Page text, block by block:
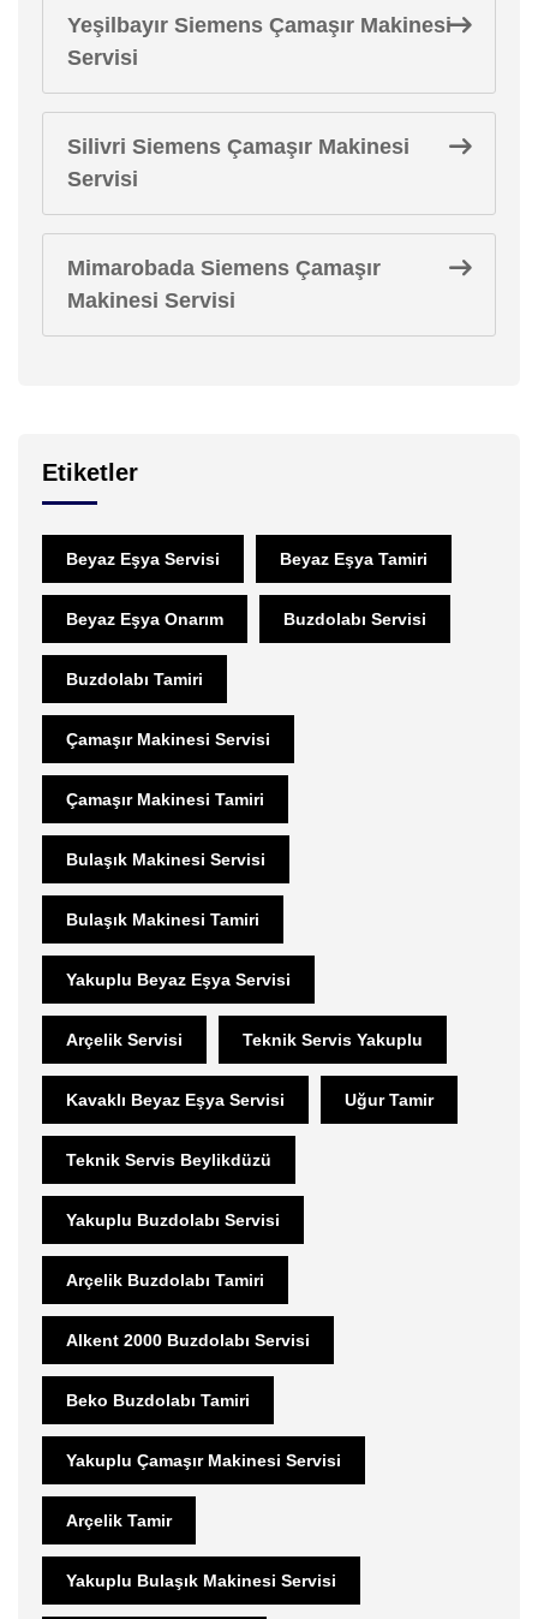
Yeşilbayır Siemens Çamaşır Makinesi
Servisi
Silivri Siemens Çamaşır Makinesi
Servisi
Mimarobada Siemens Çamaşır
Makinesi Servisi
Etiketler
Beyaz Eşya Servisi Beyaz Eşya Tamiri
Beyaz Eşya Onarım Buzdolabı Servisi
Buzdolabı Tamiri
Çamaşır Makinesi Servisi
Çamaşır Makinesi Tamiri
Bulaşık Makinesi Servisi
Bulaşık Makinesi Tamiri
Yakuplu Beyaz Eşya Servisi
Arçelik Servisi Teknik Servis Yakuplu
Kavaklı Beyaz Eşya Servisi Uğur Tamir
Teknik Servis Beylikdüzü
Yakuplu Buzdolabı Servisi
Arçelik Buzdolabı Tamiri
Alkent 2000 Buzdolabı Servisi
Beko Buzdolabı Tamiri
Yakuplu Çamaşır Makinesi Servisi
Arçelik Tamir
Yakuplu Bulaşık Makinesi Servisi